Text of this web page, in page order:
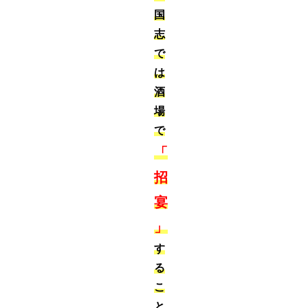
国
志
で
は
酒
場
で
「
招
宴
」
す
る
こ